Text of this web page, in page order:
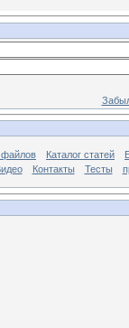
файлов Каталог статей
Контакты Тесты